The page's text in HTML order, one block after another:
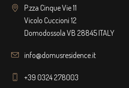
P.zza Cinque Vie 11
Vicolo Cuccioni 12
Domodossola VB 28845 ITALY
info@domusresidence.it
+39 0324 278003